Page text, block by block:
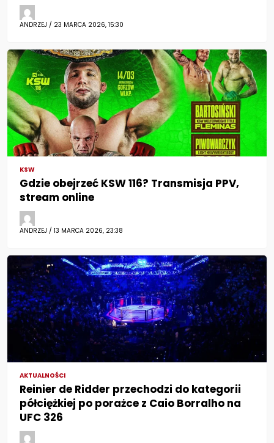
ANDRZEJ / 23 MARCA 2026, 15:30
KSW
Gdzie obejrzeć KSW 116? Transmisja PPV,
stream online
ANDRZEJ / 13 MARCA 2026, 23:38
AKTUALNOŚCI
Reinier de Ridder przechodzi do kategorii
półciężkiej po porażce z Caio Borralho na
UFC 326